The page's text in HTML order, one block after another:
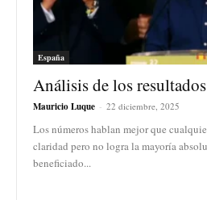
España
Análisis de los
Mauricio Luque - 22 diciembre, 2025
Los números hablan mejor que
claridad pero no logra la mayoría
beneficiado...